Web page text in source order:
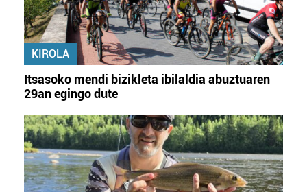
KIROLA
Itsasoko mendi bizikleta ibilaldia abuztuaren
29an egingo dute